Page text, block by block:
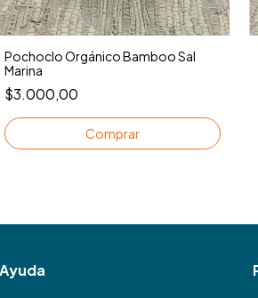
Pochoclo Orgánico Bamboo Sal
Marina
$3.000,00
Ayuda